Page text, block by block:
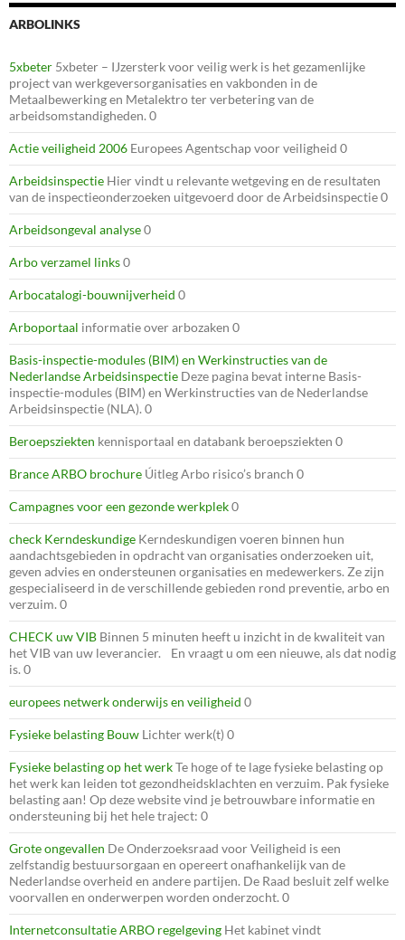
ARBOLINKS
5xbeter 5xbeter – IJzersterk voor veilig werk is het gezamenlijke
project van werkgeversorganisaties en vakbonden in de
Metaalbewerking en Metalektro ter verbetering van de
arbeidsomstandigheden. 0
Actie veiligheid 2006 Europees Agentschap voor veiligheid 0
Arbeidsinspectie Hier vindt u relevante wetgeving en de resultaten
van de inspectieonderzoeken uitgevoerd door de Arbeidsinspectie 0
Arbeidsongeval analyse0
Arbo verzamel links0
Arbocatalogi-bouwnijverheid 0
Arboportaal informatie over arbozaken 0
Basis-inspectie-modules (BIM) en Werkinstructies van de
Nederlandse Arbeidsinspectie Deze pagina bevat interne Basis-
inspectie-modules (BIM) en Werkinstructies van de Nederlandse
Arbeidsinspectie (NLA). 0
Beroepsziekten kennisportaal en databank beroepsziekten 0
Brance ARBO brochure Úitleg Arbo risico’s branch 0
Campagnes voor een gezonde werkplek0
check Kerndeskundige Kerndeskundigen voeren binnen hun
aandachtsgebieden in opdracht van organisaties onderzoeken uit,
geven advies en ondersteunen organisaties en medewerkers. Ze zijn
gespecialiseerd in de verschillende gebieden rond preventie, arbo en
verzuim. 0
CHECK uw VIB Binnen 5 minuten heeft u inzicht in de kwaliteit van
het VIB van uw leverancier. En vraagt u om een nieuwe, als dat nodig
is. 0
europees netwerk onderwijs en veiligheid 0
Fysieke belasting Bouw Lichter werk(t) 0
Fysieke belasting op het werkTe hoge of te lage fysieke belasting op
het werk kan leiden tot gezondheidsklachten en verzuim. Pak fysieke
belasting aan! Op deze website vind je betrouwbare informatie en
ondersteuning bij het hele traject: 0
Grote ongevallen De Onderzoeksraad voor Veiligheid is een
zelfstandig bestuursorgaan en opereert onafhankelijk van de
Nederlandse overheid en andere partijen. De Raad besluit zelf welke
voorvallen en onderwerpen worden onderzocht. 0
Internetconsultatie ARBO regelgeving Het kabinet vindt